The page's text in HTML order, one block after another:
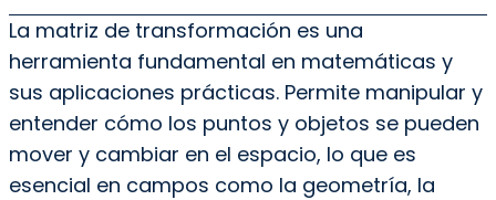
La matriz de transformación es una
herramienta fundamental en matemáticas y
sus aplicaciones prácticas. Permite manipular y
entender cómo los puntos y objetos se pueden
mover y cambiar en el espacio, lo que es
esencial en campos como la geometría, la